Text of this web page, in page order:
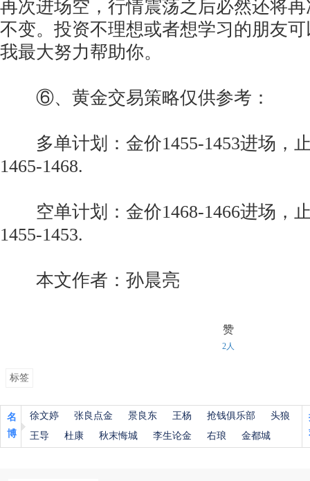
再次进场空，行情震荡之后必然还将
不变。投资不理想或者想学习的朋友
我最大努力帮助你。
⑥、黄金交易策略仅供参考：
多单计划：金价1455-1453进场，
1465-1468.
空单计划：金价1468-1466进场，
1455-1453.
本文作者：孙晨亮
赞
2人
标签
名
博
徐文婷 张良点金 景良东 王杨 抢钱俱乐部
头狼
王导
杜康 秋末悔城 李生论金 右琅 金都城